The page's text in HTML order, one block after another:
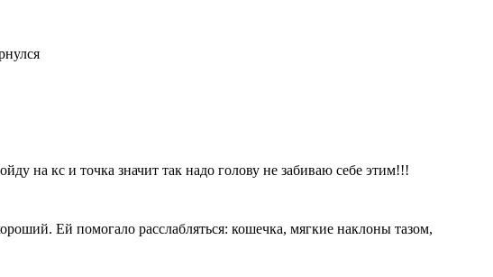
на кс и точка значит так надо голову не забиваю себе этим!!!
Ей помогало расслабляться: кошечка, мягкие наклоны тазом,